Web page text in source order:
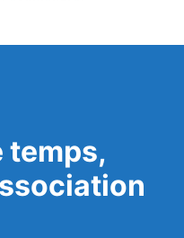
temps,